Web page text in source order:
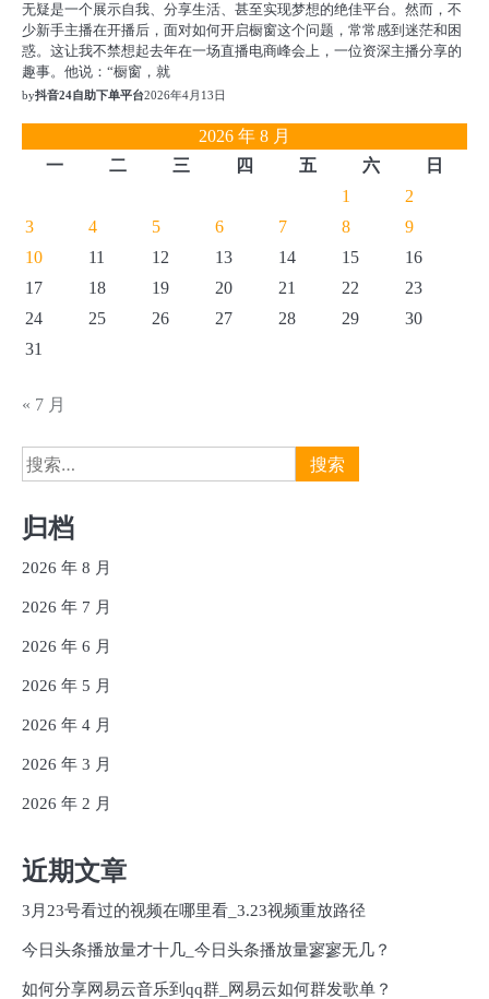
无疑是一个展示自我、分享生活、甚至实现梦想的绝佳平台。然而，不
少新手主播在开播后，面对如何开启橱窗这个问题，常常感到迷茫和困
惑。这让我不禁想起去年在一场直播电商峰会上，一位资深主播分享的
趣事。他说：“橱窗，就
by抖音24自助下单平台2026年4月13日
2026 年 8 月
一
二 三 四 五 六
日
1
2
3
4 5 6 7 8
9
10
11 12 13 14 15
16
17
18 19 20 21 22
23
24
25 26 27 28 29
30
31
« 7 月
搜
索：
归档
2026 年 8 月
2026 年 7 月
2026 年 6 月
2026 年 5 月
2026 年 4 月
2026 年 3 月
2026 年 2 月
近期文章
3月23号看过的视频在哪里看_3.23视频重放路径
今日头条播放量才十几_今日头条播放量寥寥无几？
如何分享网易云音乐到qq群_网易云如何群发歌单？